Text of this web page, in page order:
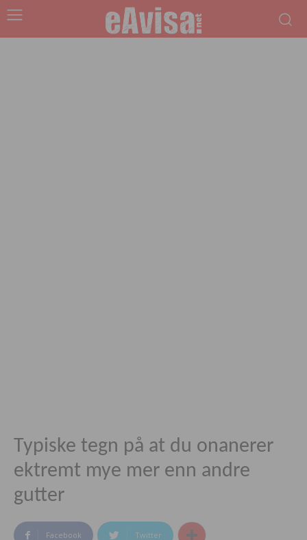
Typiske tegn på at du onanerer
ektremt mye mer enn andre
gutter
Facebook Twitter